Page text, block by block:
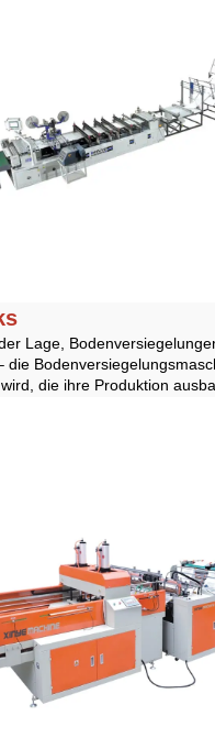
Lage,
die ihre Produktion